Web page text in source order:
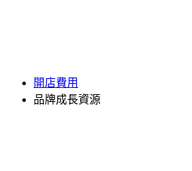
開店費用
品牌成長資源